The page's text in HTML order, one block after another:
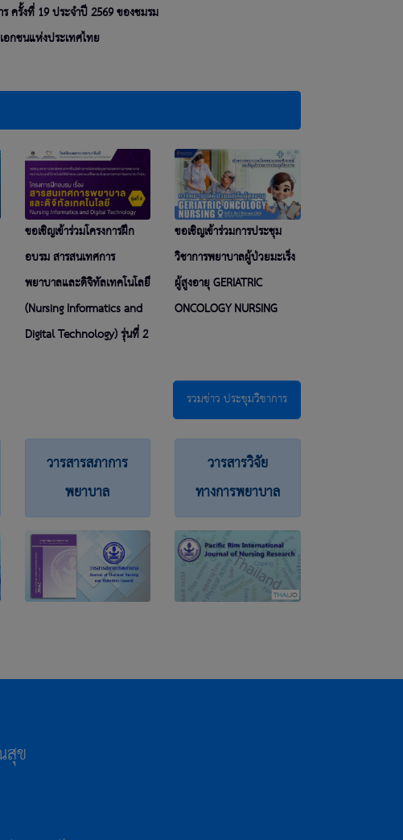
ครั้งที่ 19 ประจำปี 2569 ของชมรม
กชนแห่งประเทศไทย
ขอเชิญเข้าร่วมโครงการฝึก
อบรม สารสนเทศการ
พยาบาลและดิจิทัลเทคโนโลยี
(Nursing Informatics and
Digital Technology) รุ่นที่ 2
ขอเชิญเข้าร่วมการประชุม
วิชาการพยาบาลผู้ป่วยมะเร็ง
ผู้สูงอายุ GERIATRIC
ONCOLOGY NURSING
รวมข่าว ประชุมวิชาการ
วารสารสภาการ
พยาบาล
วารสารวิจัย
ทางการพยาบาล
สุข